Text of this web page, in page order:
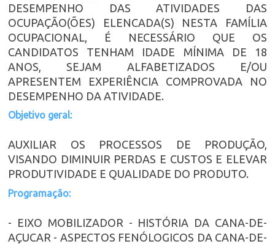
DESEMPENHO DAS ATIVIDADES DAS
OCUPAÇÃO(ÕES) ELENCADA(S) NESTA FAMÍLIA
OCUPACIONAL, É NECESSÁRIO QUE OS
CANDIDATOS TENHAM IDADE MÍNIMA DE 18
ANOS, SEJAM ALFABETIZADOS E/OU
APRESENTEM EXPERIÊNCIA COMPROVADA NO
DESEMPENHO DA ATIVIDADE.
Objetivo geral:
AUXILIAR OS PROCESSOS DE PRODUÇÃO,
VISANDO DIMINUIR PERDAS E CUSTOS E ELEVAR
PRODUTIVIDADE E QUALIDADE DO PRODUTO.
Programação:
- EIXO MOBILIZADOR - HISTÓRIA DA CANA-DE-
AÇUCAR - ASPECTOS FENÓLOGICOS DA CANA-DE-